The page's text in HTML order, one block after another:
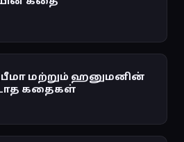
மற்றும் ஹனுமனின்
கதைகள்